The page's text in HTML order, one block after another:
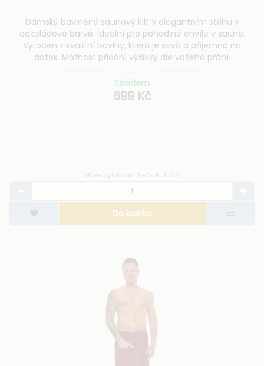
Dámský bavlněný saunový kilt v elegantním střihu v
čokoládové barvě. Ideální pro pohodlné chvíle v sauně.
Vyroben z kvalitní bavlny, která je savá a příjemná na
dotek. Možnost přidání výšivky dle vašeho přání.
Skladem
699 Kč
Může být u vás 11.–12. 8. 2026
Do košíku